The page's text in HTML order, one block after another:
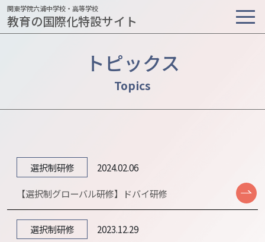
関東学院六浦中学校・高等学校
教育の国際化特設サイト
トピックス
選択制研修
2024.02.06
【選択制グローバル研修】ドバイ研修
選択制研修
2023.12.29